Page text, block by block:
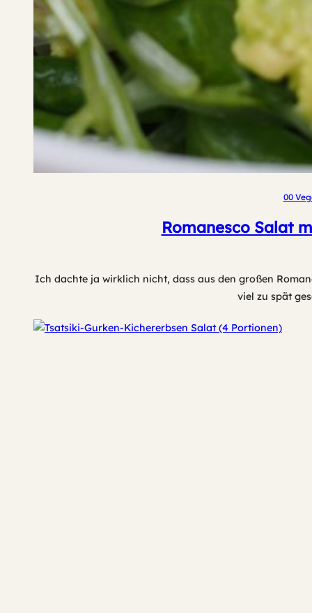
00
Romanesco Salat
Ich dachte ja wirklich nicht, dass aus den großen
viel zu spät